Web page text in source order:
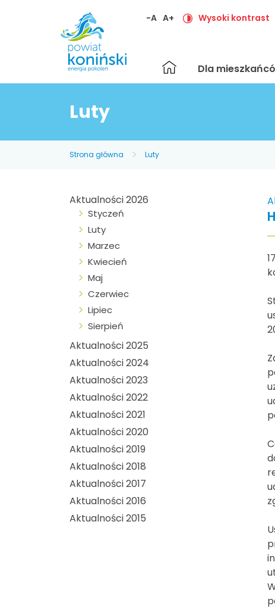
-A A+ Wysoki kontrast
Strona
główna
Dla
Luty
Strona główna Luty
Aktualności 2026
Styczeń
Luty
Marzec
Kwiecień
Maj
Czerwiec
Lipiec
Sierpień
Aktualności 2025
Aktualności 2024
Aktualności 2023
Aktualności 2022
Aktualności 2021
Aktualności 2020
Aktualności 2019
Aktualności 2018
Aktualności 2017
Aktualności 2016
Aktualności 2015